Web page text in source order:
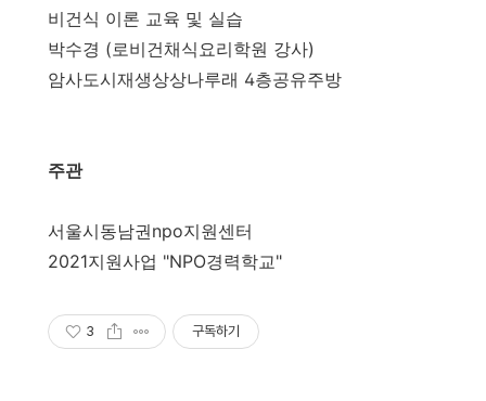
비건식 이론 교육 및 실습
박수경 (로비건채식요리학원 강사)
암사도시재생상상나루래 4층공유주방
주관
서울시동남권npo지원센터
2021지원사업 "NPO경력학교"
3 구독하기